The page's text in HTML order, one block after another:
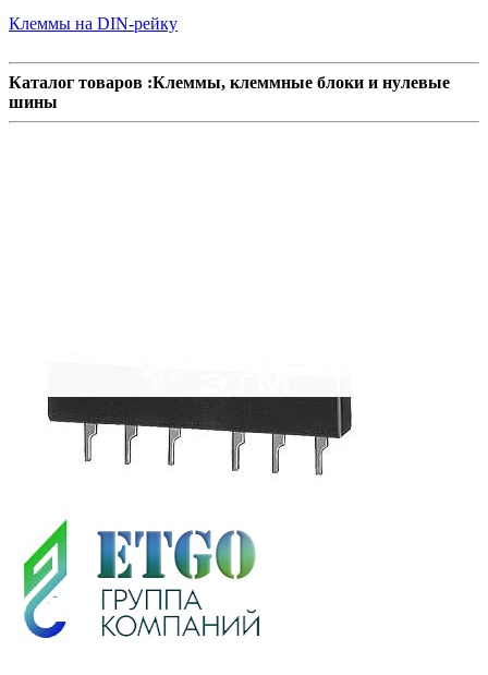
Клеммы на DIN-рейку
Каталог товаров :Клеммы, клеммные блоки и нулевые
шины